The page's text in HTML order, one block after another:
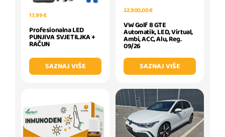
17,99 €
Profesionalna LED
PUNJIVA SVJETILJKA +
RAČUN
SAZNAJ VIŠE
22.900,00 €
VW Golf 8 GTE
Automatik, LED, Virtual,
Ambi, ACC, Alu, Reg.
09/26
SAZNAJ VIŠE